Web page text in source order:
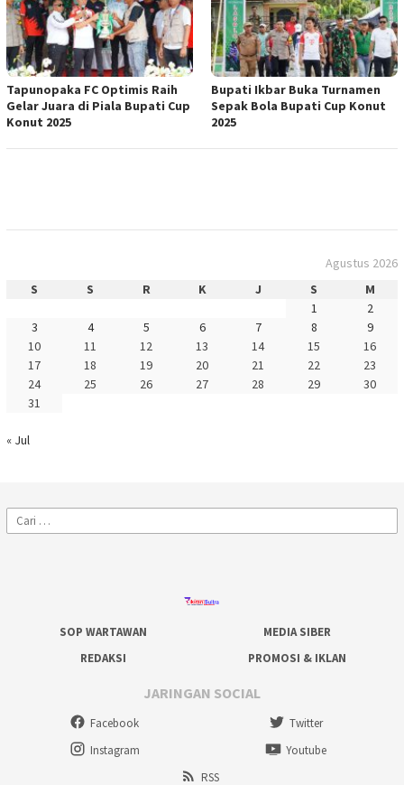
Tapunopaka FC Optimis Raih
Gelar Juara di Piala Bupati Cup
Konut 2025
Bupati Ikbar Buka Turnamen
Sepak Bola Bupati Cup Konut
2025
Agustus 2026
S
S R K J S
M
1
2
3
4 5 6 7 8
9
10
11 12 13 14 15
16
17
18 19 20 21 22
23
24
25 26 27 28 29
30
31
« Jul
Cari
untuk:
SOP WARTAWAN
MEDIA SIBER
REDAKSI
PROMOSI & IKLAN
JARINGAN SOCIAL
Facebook
Twitter
Instagram
Youtube
RSS